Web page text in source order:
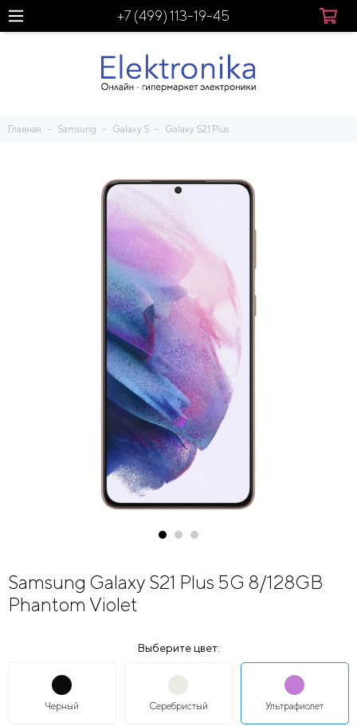
+7 (499) 113-19-45
Главная Samsung Galaxy S Galaxy S21 Plus
Samsung Galaxy S21 Plus 5G 8/128GB
Phantom Violet
Выберите цвет:
Черный Серебристый Ультрафиолет